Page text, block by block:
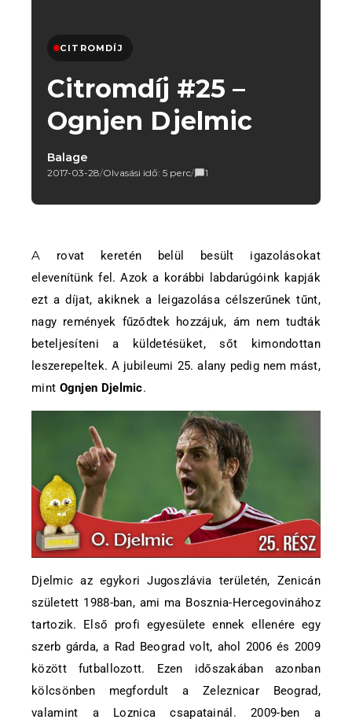
CITROMDÍJ
Citromdíj #25 –
Ognjen Djelmic
Balage
2017-03-28/Olvasási idő: 5 perc/ 1
A rovat keretén belül besült igazolásokat
elevenítünk fel. Azok a korábbi labdarúgóink kapják
ezt a díjat, akiknek a leigazolása célszerűnek tűnt,
nagy remények fűződtek hozzájuk, ám nem tudták
beteljesíteni a küldetésüket, sőt kimondottan
leszerepeltek. A jubileumi 25. alany pedig nem mást,
mint Ognjen Djelmic.
Djelmic az egykori Jugoszlávia területén, Zenicán
született 1988-ban, ami ma Bosznia-Hercegovinához
tartozik. Első profi egyesülete ennek ellenére egy
szerb gárda, a Rad Beograd volt, ahol 2006 és 2009
között futballozott. Ezen időszakában azonban
kölcsönben megfordult a Zeleznicar Beograd,
valamint a Loznica csapatainál. 2009-ben a